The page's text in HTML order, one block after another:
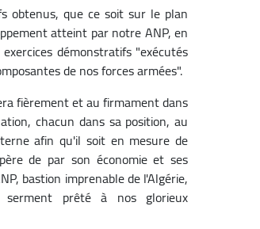
obtenus, que ce soit sur le plan
atteint par notre ANP, en
démonstratifs "exécutés
de nos forces armées".
fièrement et au firmament dans
chacun dans sa position, au
afin qu'il soit en mesure de
de par son économie et ses
bastion imprenable de l'Algérie,
prêté à nos glorieux